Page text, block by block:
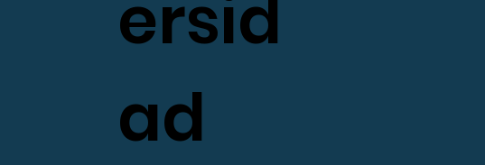
ersid
ad